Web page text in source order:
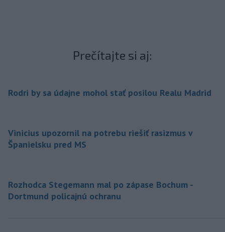
Prečítajte si aj:
Rodri by sa údajne mohol stať posilou Realu Madrid
Vinicius upozornil na potrebu riešiť rasizmus v
Španielsku pred MS
Rozhodca Stegemann mal po zápase Bochum -
Dortmund policajnú ochranu